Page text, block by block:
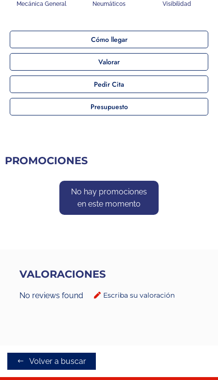
Mecánica General Neumáticos Visibilidad
Cómo llegar
Valorar
Pedir Cita
Presupuesto
PROMOCIONES
No hay promociones
en este momento
VALORACIONES
No reviews found Escriba su valoración
Volver a buscar